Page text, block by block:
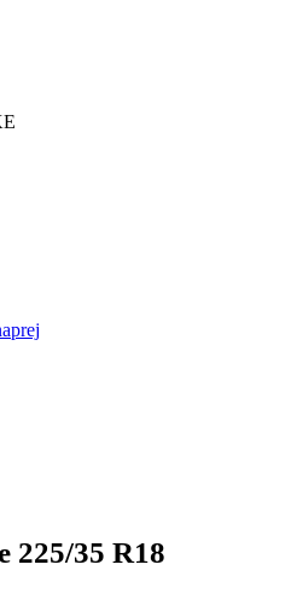
225/35 R18